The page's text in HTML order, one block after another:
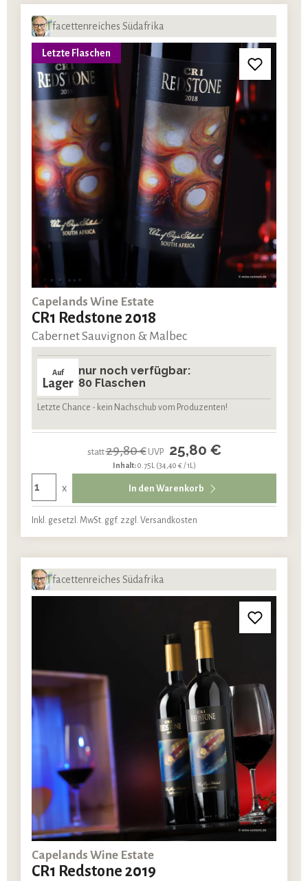
facettenreiches Südafrika
Letzte Flaschen
Capelands Wine Estate
CR1 Redstone 2018
Cabernet Sauvignon & Malbec
Auf
Lager
nur noch verfügbar:
80 Flaschen
Letzte Chance - kein Nachschub vom Produzenten!
statt29,80 €UVP 25,80 €
Inhalt:0.75L (34,40 € / 1L)
x In den Warenkorb
Inkl. gesetzl. MwSt. ggf. zzgl. Versandkosten
facettenreiches Südafrika
Capelands Wine Estate
CR1 Redstone 2019